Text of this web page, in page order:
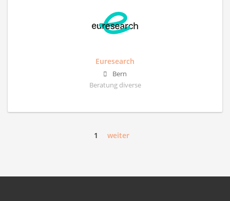
Euresearch
Bern
Beratung diverse
1 weiter